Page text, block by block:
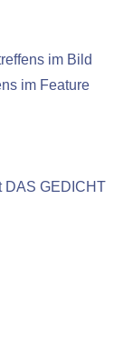
im Bild
im Feature
DAS GEDICHT